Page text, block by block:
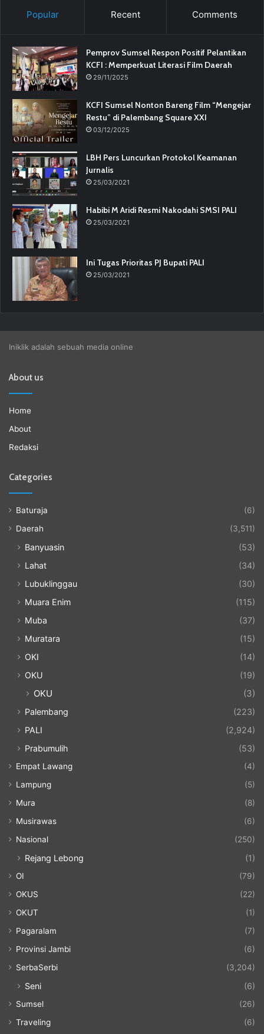
Popular Recent Comments
Pemprov Sumsel Respon Positif Pelantikan
KCFI : Memperkuat Literasi Film Daerah
29/11/2025
KCFI Sumsel Nonton Bareng Film “Mengejar
Restu” di Palembang Square XXI
03/12/2025
LBH Pers Luncurkan Protokol Keamanan
Jurnalis
25/03/2021
Habibi M Aridi Resmi Nakodahi SMSI PALI
25/03/2021
Ini Tugas Prioritas PJ Bupati PALI
25/03/2021
Iniklik adalah sebuah media online
About us
Home
About
Redaksi
Categories
Baturaja
(6)
Daerah
(3,511)
Banyuasin
(53)
Lahat
(34)
Lubuklinggau
(30)
Muara Enim
(115)
Muba
(37)
Muratara
(15)
OKI
(14)
OKU
(19)
OKU (3)
Palembang
(223)
PALI
(2,924)
Prabumulih
(53)
Empat Lawang
(4)
Lampung
(5)
Mura
(8)
Musirawas
(6)
Nasional
(250)
Rejang Lebong (1)
OI
(79)
OKUS
(22)
OKUT
(1)
Pagaralam
(7)
Provinsi Jambi
(6)
SerbaSerbi
(3,204)
Seni (6)
Sumsel
(26)
Traveling
(6)